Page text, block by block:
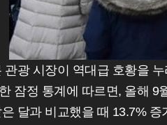
관광 시장이 역대급 호황을
잠정 통계에 따르면, 올해 9
달과 비교했을 때 13.7%